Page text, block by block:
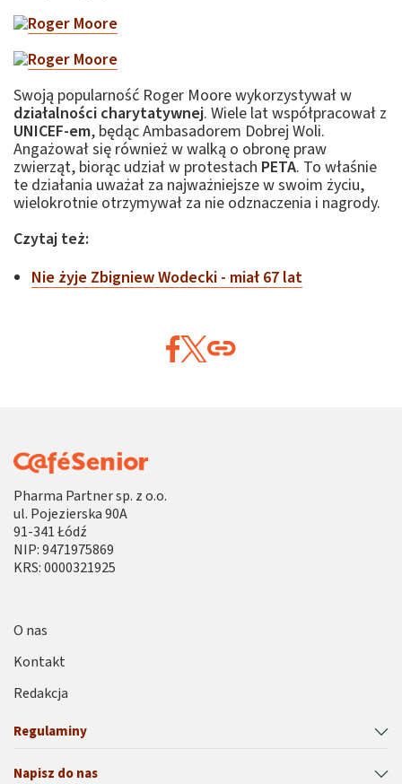
Swoją popularność Roger Moore wykorzystywał w
działalności charytatywnej. Wiele lat współpracował z
UNICEF-em, będąc Ambasadorem Dobrej Woli.
Angażował się również w walką o obronę praw
zwierząt, biorąc udział w protestach PETA. To właśnie
te działania uważał za najważniejsze w swoim życiu,
wielokrotnie otrzymywał za nie odznaczenia i nagrody.
Czytaj też:
Nie żyje Zbigniew Wodecki - miał 67 lat
Pharma Partner sp. z o.o.
ul. Pojezierska 90A
91-341 Łódź
NIP: 9471975869
KRS: 0000321925
Regulaminy
Napisz do nas
O nas
Kontakt
Redakcja